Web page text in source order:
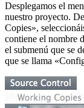
Desplegamos el
nuestro proyecto.
Copies»,
contiene el nombre
el submenú que se
que se llama